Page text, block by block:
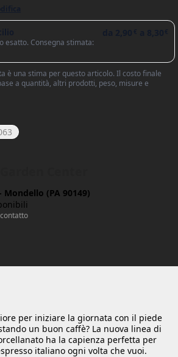
esatto. Consegna stimata:
è una stima per questo articolo. Il costo finale
a quantità, altri prodotti, peso, misure e
Mondello (PA 90149)
per iniziare la giornata con il piede
un buon caffè? La nuova linea di
ha la capienza perfetta per
italiano ogni volta che vuoi.